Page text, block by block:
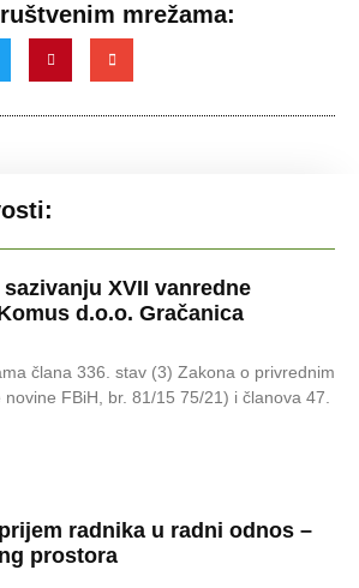
mrežama:
XVII vanredne
d.o.o. Gračanica
člana 336. stav (3) Zakona o privrednim
FBiH, br. 81/15 75/21) i članova 47.
radnika u radni odnos –
prostora